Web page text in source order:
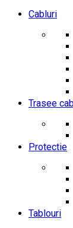
Cabluri
Trasee
Protectie
Tablouri